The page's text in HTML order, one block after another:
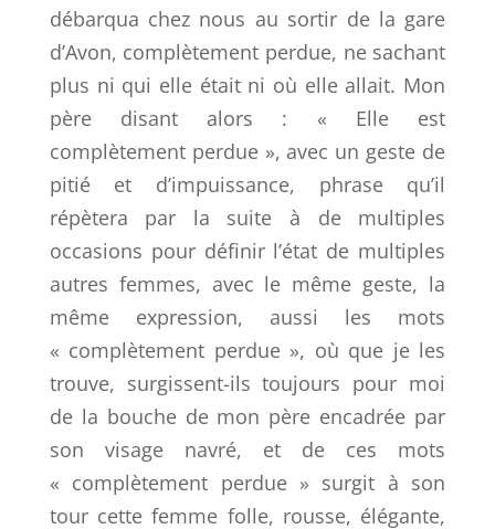
débarqua chez nous au sortir de la gare
d’Avon, complètement perdue, ne sachant
plus ni qui elle était ni où elle allait. Mon
père disant alors : « Elle est
complètement perdue », avec un geste de
pitié et d’impuissance, phrase qu’il
répètera par la suite à de multiples
occasions pour définir l’état de multiples
autres femmes, avec le même geste, la
même expression, aussi les mots
« complètement perdue », où que je les
trouve, surgissent-ils toujours pour moi
de la bouche de mon père encadrée par
son visage navré, et de ces mots
« complètement perdue » surgit à son
tour cette femme folle, rousse, élégante,